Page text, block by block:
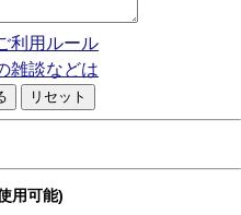
利用ルール
雑談などは
用可能)